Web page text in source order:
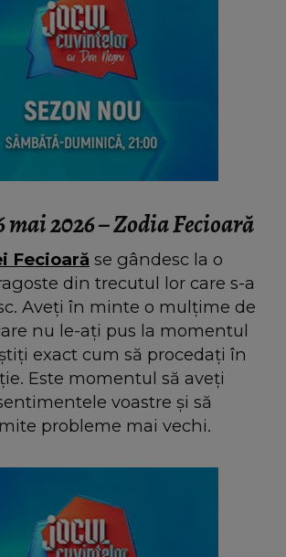
mai 2026 – Zodia Fecioară
Fecioară se gândesc la o
din trecutul lor care s-a
Aveți în minte o mulțime de
nu le-ați pus la momentul
exact cum să procedați în
Este momentul să aveți
voastre și să
probleme mai vechi.